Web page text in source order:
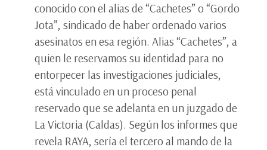
conocido con el alias de “Cachetes” o “Gordo
Jota”, sindicado de haber ordenado varios
asesinatos en esa región. Alias “Cachetes”, a
quien le reservamos su identidad para no
entorpecer las investigaciones judiciales,
está vinculado en un proceso penal
reservado que se adelanta en un juzgado de
La Victoria (Caldas). Según los informes que
revela RAYA, sería el tercero al mando de la